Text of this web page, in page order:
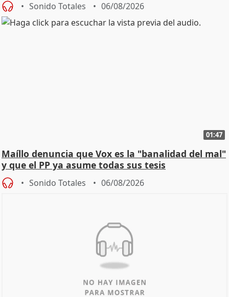
Sonido Totales 06/08/2026
01:47
Maíllo denuncia que Vox es la "banalidad del mal"
y que el PP ya asume todas sus tesis
Sonido Totales 06/08/2026